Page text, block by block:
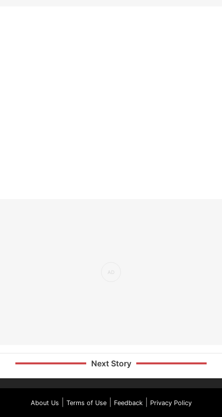
Next Story
About Us Terms of Use| Feedback| Privacy Policy